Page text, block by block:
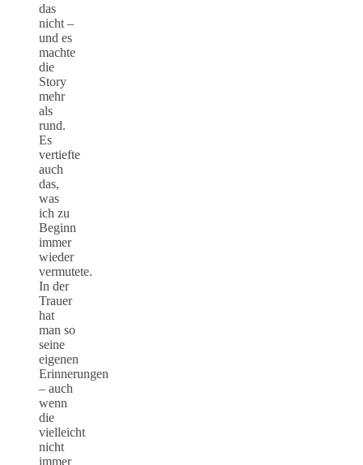
das
nicht –
und es
machte
die
Story
mehr
als
rund.
Es
vertiefte
auch
das,
was
ich zu
Beginn
immer
wieder
vermutete.
In der
Trauer
hat
man so
seine
eigenen
Erinnerungen
– auch
wenn
die
vielleicht
nicht
immer